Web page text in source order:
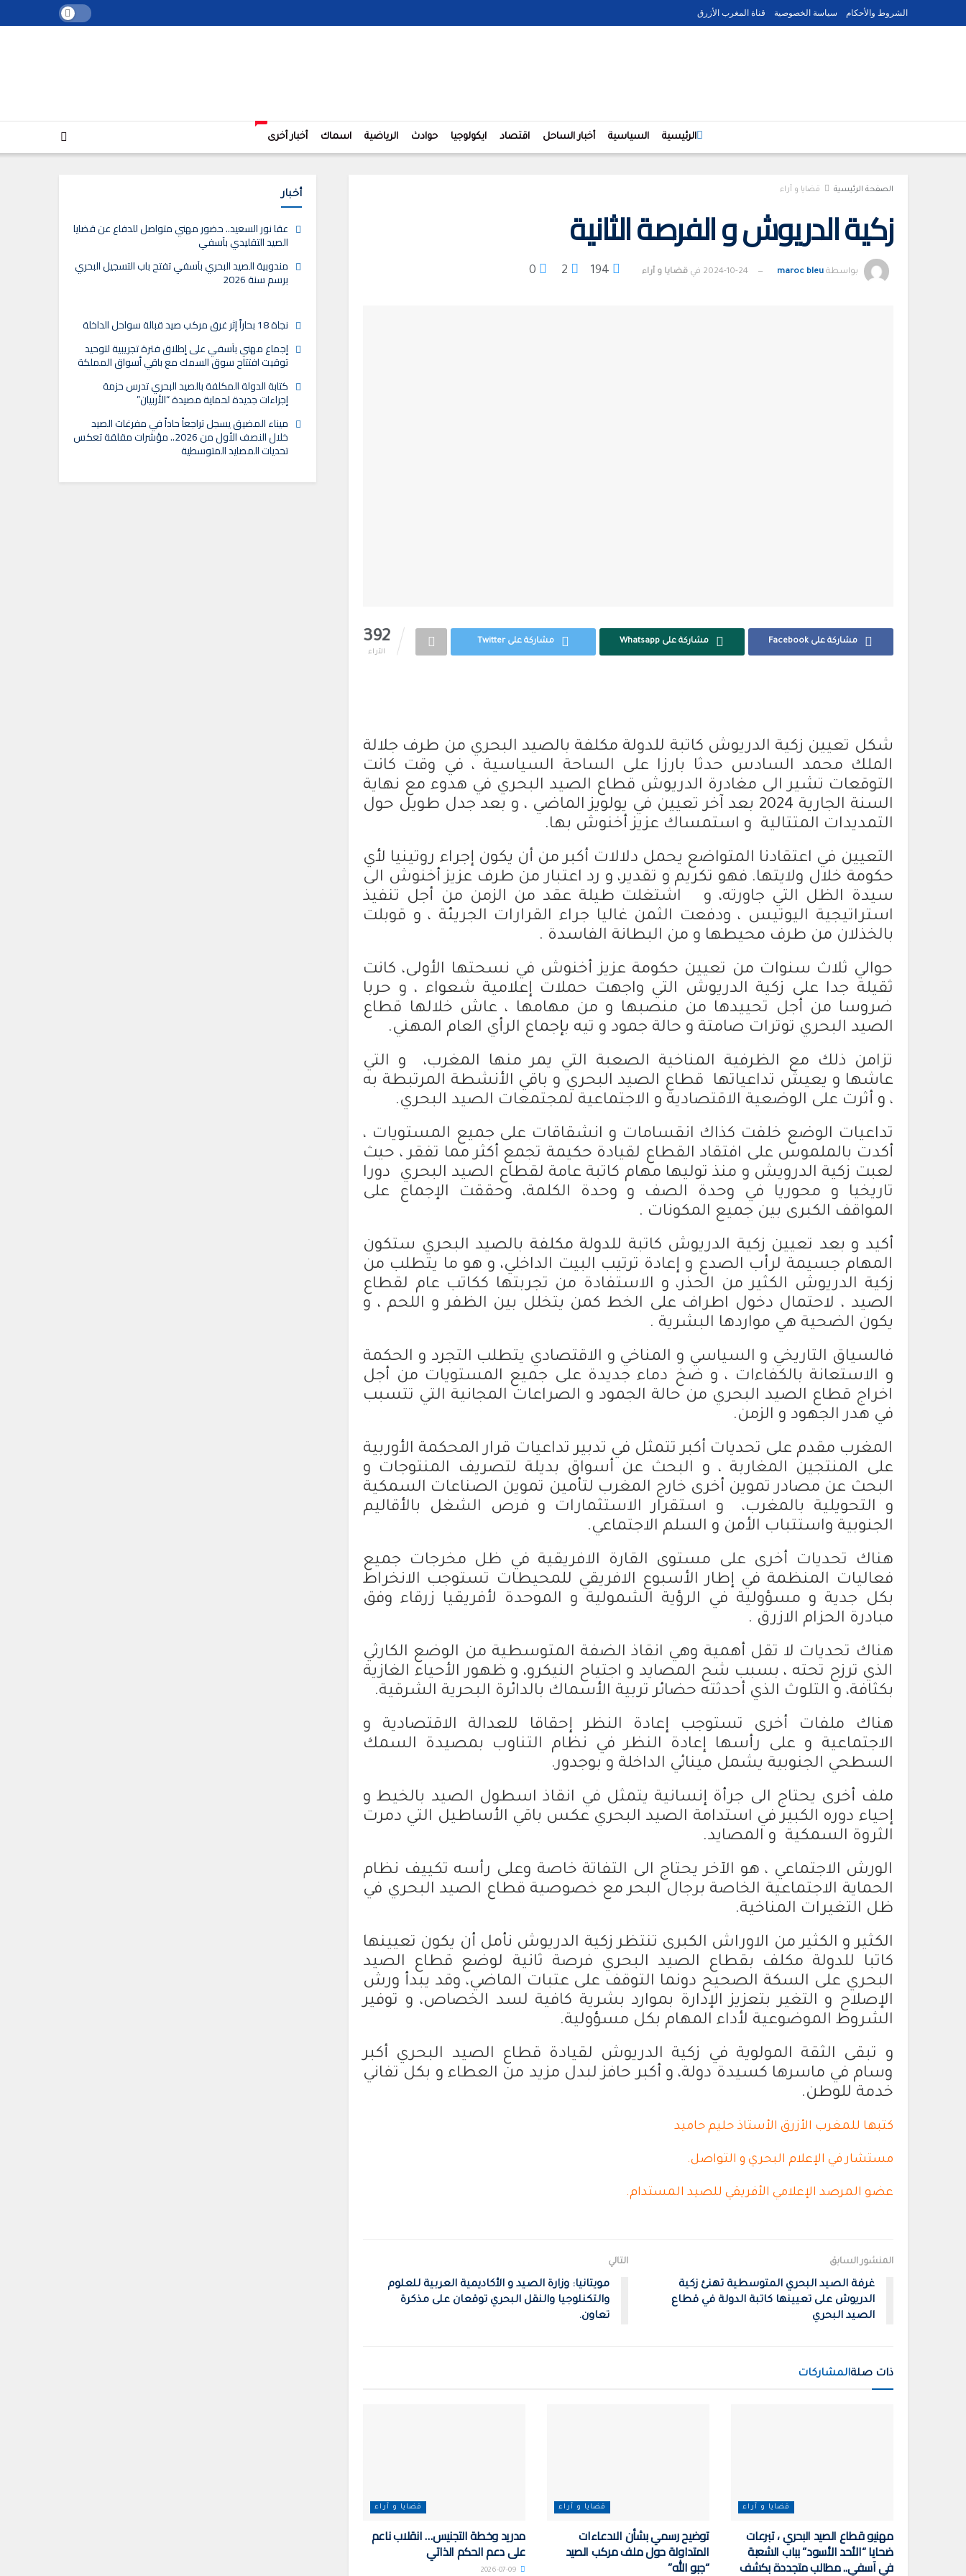
الشروط والأحكام سياسة الخصوصية قناة المغرب الأزرق
الرئيسية السياسية أخبار الساحل اقتصاد ايكولوجيا حوادث الرياضية اسماك أخبار أخرى
+
الصفحة الرئيسية قضايا و آراء
زكية الدريوش و الفرصة الثانية
بواسطة maroc bleu
2024-10-24 في قضايا و آراء 194
2
392
الآراء
مشاركة على Facebook مشاركة على Whatsapp مشاركة على Twitter
شكل تعيين زكية الدريوش كاتبة للدولة مكلفة بالصيد البحري من طرف جلالة
الملك محمد السادس حدثا بارزا على الساحة السياسية ، في وقت كانت
التوقعات تشير الى مغادرة الدريوش قطاع الصيد البحري في هدوء مع نهاية
السنة الجارية 2024 بعد آخر تعيين في يولويز الماضي ، و بعد جدل طويل حول
التمديدات المتتالية و استمساك عزيز أخنوش بها.
التعيين في اعتقادنا المتواضع يحمل دلالات أكبر من أن يكون إجراء روتينيا لأي
حكومة خلال ولايتها. فهو تكريم و تقدير، و رد اعتبار من طرف عزيز أخنوش الى
سيدة الظل التي جاورته، و اشتغلت طيلة عقد من الزمن من أجل تنفيذ
استراتيجية اليوتيس ، ودفعت الثمن غاليا جراء القرارات الجريئة ، و قوبلت
بالخذلان من طرف محيطها و من البطانة الفاسدة .
حوالي ثلاث سنوات من تعيين حكومة عزيز أخنوش في نسحتها الأولى، كانت
ثقيلة جدا على زكية الدريوش التي واجهت حملات إعلامية شعواء ، و حربا
ضروسا من أجل تحييدها من منصبها و من مهامها ، عاش خلالها قطاع
الصيد البحري توترات صامتة و حالة جمود و تيه بإجماع الرأي العام المهني.
تزامن ذلك مع الظرفية المناخية الصعبة التي يمر منها المغرب، و التي
عاشها و يعيش تداعياتها قطاع الصيد البحري و باقي الأنشطة المرتبطة به
، و أثرت على الوضعية الاقتصادية و الاجتماعية لمجتمعات الصيد البحري.
تداعيات الوضع خلفت كذاك انقسامات و انشقاقات على جميع المستويات ،
أكدت بالملموس على افتقاد القطاع لقيادة حكيمة تجمع أكثر مما تفقر ، حيث
لعبت زكية الدرويش و منذ توليها مهام كاتبة عامة لقطاع الصيد البحري دورا
تاريخيا و محوريا في وحدة الصف و وحدة الكلمة، وحققت الإجماع على
المواقف الكبرى بين جميع المكونات .
أكيد و بعد تعيين زكية الدريوش كاتبة للدولة مكلفة بالصيد البحري ستكون
المهام جسيمة لرأب الصدع و إعادة ترتيب البيت الداخلي، و هو ما يتطلب من
زكية الدريوش الكثير من الحذر، و الاستفادة من تجربتها ككاتب عام لقطاع
الصيد ، لاحتمال دخول اطراف على الخط كمن يتخلل بين الظفر و اللحم ، و
يكون الضحية هي مواردها البشرية .
فالسياق التاريخي و السياسي و المناخي و الاقتصادي يتطلب التجرد و الحكمة
و الاستعانة بالكفاءات ، و ضخ دماء جديدة على جميع المستويات من أجل
اخراج قطاع الصيد البحري من حالة الجمود و الصراعات المجانية التي تتسبب
في هدر الجهود و الزمن.
المغرب مقدم على تحديات أكبر تتمثل في تدبير تداعيات قرار المحكمة الأوربية
على المنتجين المغاربة ، و البحث عن أسواق بديلة لتصريف المنتوجات و
البحث عن مصادر تموين أخرى خارج المغرب لتأمين تموين الصناعات السمكية
و التحويلية بالمغرب، و استقرار الاستثمارات و فرص الشغل بالأقاليم
الجنوبية واستتباب الأمن و السلم الاجتماعي.
هناك تحديات أخرى على مستوى القارة الافريقية في ظل مخرجات جميع
فعاليات المنظمة في إطار الأسبوع الافريقي للمحيطات تستوجب الانخراط
بكل جدية و مسؤولية في الرؤية الشمولية و الموحدة لأفريقيا زرقاء وفق
مبادرة الحزام الازرق .
هناك تحديات لا تقل أهمية وهي انقاذ الضفة المتوسطية من الوضع الكارثي
الذي ترزح تحته ، بسبب شح المصايد و اجتياح النيكرو، و ظهور الأحياء الغازية
بكثافة، و التلوث الذي أحدثته حضائر تربية الأسماك بالدائرة البحرية الشرقية.
هناك ملفات أخرى تستوجب إعادة النظر إحقاقا للعدالة الاقتصادية و
الاجتماعية و على رأسها إعادة النظر في نظام التناوب بمصيدة السمك
السطحي الجنوبية يشمل مينائي الداخلة و بوجدور.
ملف أخرى يحتاج الى جرأة إنسانية يتمثل في انقاذ اسطول الصيد بالخيط و
إحياء دوره الكبير في استدامة الصيد البحري عكس باقي الأساطيل التي دمرت
الثروة السمكية و المصايد.
الورش الاجتماعي ، هو الآخر يحتاج الى التفاتة خاصة وعلى رأسه تكييف نظام
الحماية الاجتماعية الخاصة برجال البحر مع خصوصية قطاع الصيد البحري في
ظل التغيرات المناخية.
الكثير و الكثير من الاوراش الكبرى تنتظر زكية الدريوش نأمل أن يكون تعيينها
كاتبا للدولة مكلف بقطاع الصيد البحري فرصة ثانية لوضع قطاع الصيد
البحري على السكة الصحيح دونما التوقف على عتبات الماضي، وقد يبدأ ورش
الإصلاح و التغير بتعزيز الإدارة بموارد بشرية كافية لسد الخصاص، و توفير
الشروط الموضوعية لأداء المهام بكل مسؤولية.
و تبقى الثقة المولوية في زكية الدريوش لقيادة قطاع الصيد البحري أكبر
وسام في ماسرها كسيدة دولة، و أكبر حافز لبدل مزيد من العطاء و بكل تفاني
خدمة للوطن.
كتبها للمغرب الأزرق الأستاذ حليم حاميد
مستشار في الإعلام البحري و التواصل.
عضو المرصد الإعلامي الأفريقي للصيد المستدام.
المنشور السابق
غرفة الصيد البحري المتوسطية تهنئ زكية
الدريوش على تعيينها كاتبة الدولة في قطاع
الصيد البحري
التالي
مويتانيا: وزارة الصيد و الأكاديمية العربية للعلوم
والتكنلوجيا والنقل البحري توقعان على مذكرة
تعاون.
ذات صلةالمشاركات
قضايا و آراء
مهنيو قطاع الصيد البحري ، تبرعات
ضحايا “الأحد الأسود” بباب الشعبة
في آسفي.. مطالب متجددة بكشف
قضايا و آراء
توضيح رسمي بشأن الادعاءات
المتداولة حول ملف مركب الصيد
“جبو الله”
قضايا و آراء
مدريد وخطة التجنيس… انقلاب ناعم
على دعم الحكم الذاتي
أخبار
عقا نور السعيد.. حضور مهني متواصل للدفاع عن قضايا
الصيد التقليدي بآسفي
مندوبية الصيد البحري بآسفي تفتح باب التسجيل البحري
برسم سنة 2026
نجاة 18 بحاراً إثر غرق مركب صيد قبالة سواحل الداخلة
إجماع مهني بآسفي على إطلاق فترة تجريبية لتوحيد
توقيت افتتاح سوق السمك مع باقي أسواق المملكة
كتابة الدولة المكلفة بالصيد البحري تدرس حزمة
إجراءات جديدة لحماية مصيدة “الأربيان”
ميناء المضيق يسجل تراجعاً حاداً في مفرغات الصيد
خلال النصف الأول من 2026.. مؤشرات مقلقة تعكس
تحديات المصايد المتوسطية